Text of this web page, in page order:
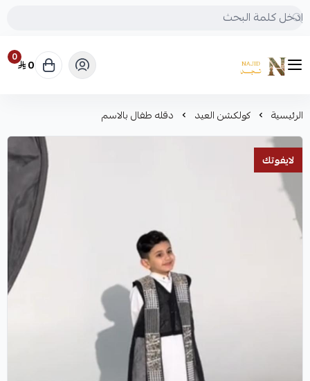
متجر نجد
0 0
الرئيسية كولكشن العيد دقله طفال بالاسم
لايفوتك